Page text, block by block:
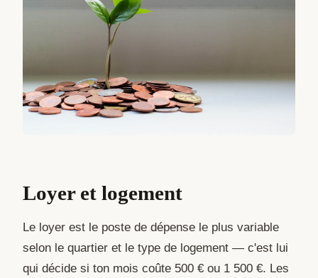
Loyer et logement
Le loyer est le poste de dépense le plus variable
selon le quartier et le type de logement — c'est lui
qui décide si ton mois coûte 500 € ou 1 500 €. Les